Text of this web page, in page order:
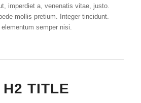
imperdiet a, venenatis vitae, justo.
mollis pretium. Integer tincidunt.
semper nisi.
TITLE